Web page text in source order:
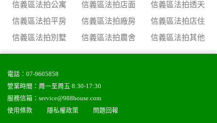
信義區法拍公寓
信義區法拍店面
信義區法拍透天
信義區法拍平房
信義區法拍廠房
信義區法拍店住
信義區法拍別墅
信義區法拍農舍 信義區法拍其他
電話： 07-9605858
營業時間：周一至周五 8:30-17:30
服務信箱： service@988house.com
使用條款
隱私權政策 問題回報